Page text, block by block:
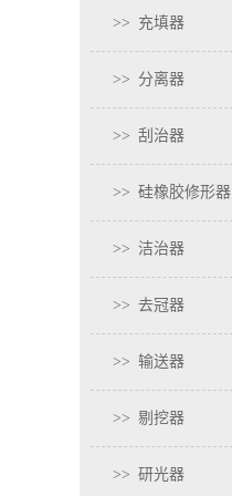
>> 充填器
>> 分离器
>> 刮治器
>> 硅橡胶修形器
>> 洁治器
>> 去冠器
>> 输送器
>> 剔挖器
>> 研光器